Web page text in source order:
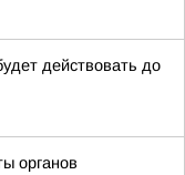
действовать до
органов